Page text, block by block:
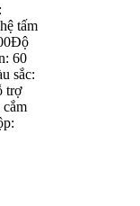
tấm
Độ
60
sắc:
trợ